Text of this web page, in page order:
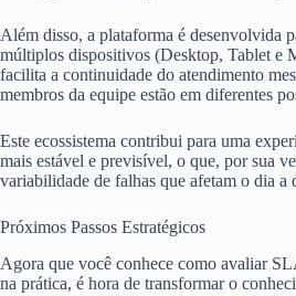
Além disso, a plataforma é desenvolvida
múltiplos dispositivos (Desktop, Tablet e
facilita a continuidade do atendimento
membros da equipe estão em diferentes
Este ecossistema contribui para uma
mais estável e previsível, o que, por sua
variabilidade de falhas que afetam o dia a
Próximos Passos Estratégicos
Agora que você conhece como avaliar
na prática, é hora de transformar o